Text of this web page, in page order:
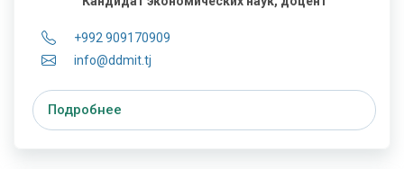
+992 909170909
info@ddmit.tj
Подробнее